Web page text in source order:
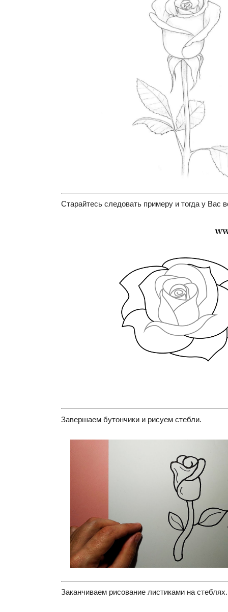
Старайтесь следовать примеру и тогда у Вас
Завершаем бутончики и рисуем стебли.
Заканчиваем рисование листиками на